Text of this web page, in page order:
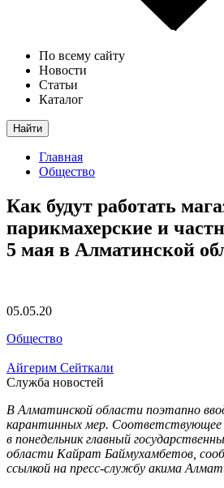
По всему сайту
Новости
Статьи
Каталог
Найти
Главная
Общество
Как будут работать
парикмахерские и
5 мая в Алматинской
05.05.20
Общество
Айгерим Сейткали
Служба новостей
В Алматинской области поэтапно
карантинных мер. Соответствующее
в понедельник главный
области Кайрат Баймухамбетов,
ссылкой на пресс-службу акима